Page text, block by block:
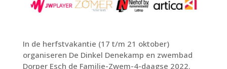
In de herfstvakantie (17 t/m 21 oktober)
organiseren De Dinkel Denekamp en zwembad
Dorper Esch de Familie-Zwem-4-daagse 2022.